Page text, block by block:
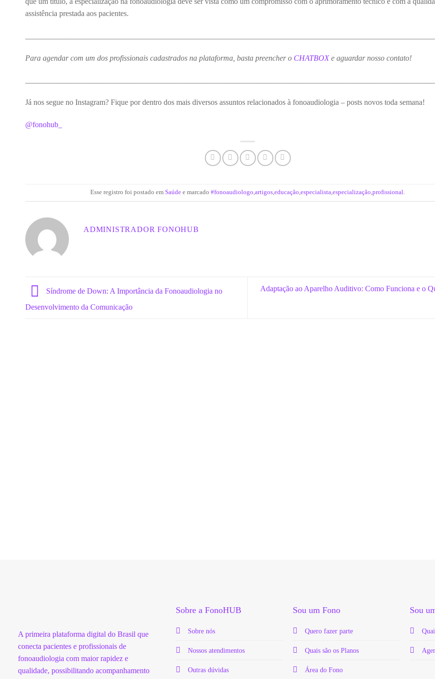
assistência prestada aos pacientes.
Para agendar com um dos profissionais cadastrados na plataforma, basta preencher o CHATBOX e aguardar nosso contato!
Já nos segue no Instagram? Fique por dentro dos mais diversos assuntos relacionados à fonoaudiologia – posts novos toda semana!
@fonohub_
Esse registro foi postado em Saúdee marcado #fonoaudiologo,artigos,educação,especialista,especialização,profissional.
ADMINISTRADOR FONOHUB
Síndrome de Down: A Importância da Fonoaudiologia no
Desenvolvimento da Comunicação
Adaptação ao Aparelho Auditivo: Como Funciona e o
A primeira plataforma digital do Brasil que
conecta pacientes e profissionais de
fonoaudiologia com maior rapidez e
qualidade, possibilitando acompanhamento
Sobre a FonoHUB
Sobre nós
Nossos atendimentos
Outras dúvidas
Sou um Fono
Quero fazer parte
Quais são os Planos
Área do Fono
Sou